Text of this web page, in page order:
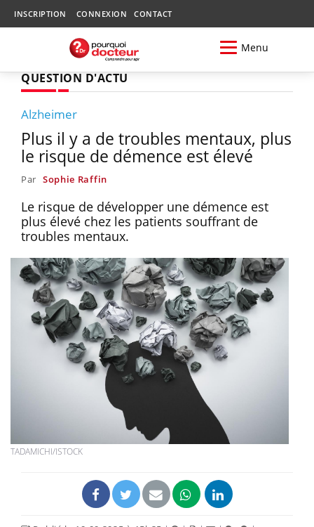
INSCRIPTION CONNEXION CONTACT
Menu
QUESTION D'ACTU
Alzheimer
Plus il y a de troubles mentaux, plus
le risque de démence est élevé
Par Sophie Raffin
Le risque de développer une démence est
plus élevé chez les patients souffrant de
troubles mentaux.
TADAMICHI/ISTOCK